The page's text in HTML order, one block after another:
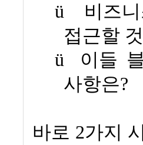
ü
비즈
접근할
ü
이들
사항은?
바로 2가지